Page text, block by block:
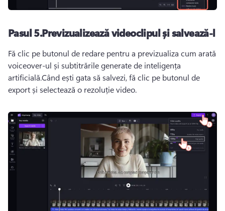
Pasul 5.Previzualizează videoclipul și salvează-l
Fă clic pe butonul de redare pentru a previzualiza cum arată
voiceover-ul și subtitrările generate de inteligența
artificială.Când ești gata să salvezi, fă clic pe butonul de
export și selectează o rezoluție video.